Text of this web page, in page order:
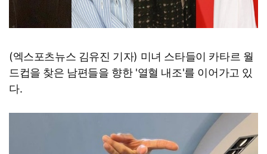
(엑스포츠뉴스 김유진 기자) 미녀 스타들이 카타르 월
드컵을 찾은 남편들을 향한 '열혈 내조'를 이어가고 있
다.